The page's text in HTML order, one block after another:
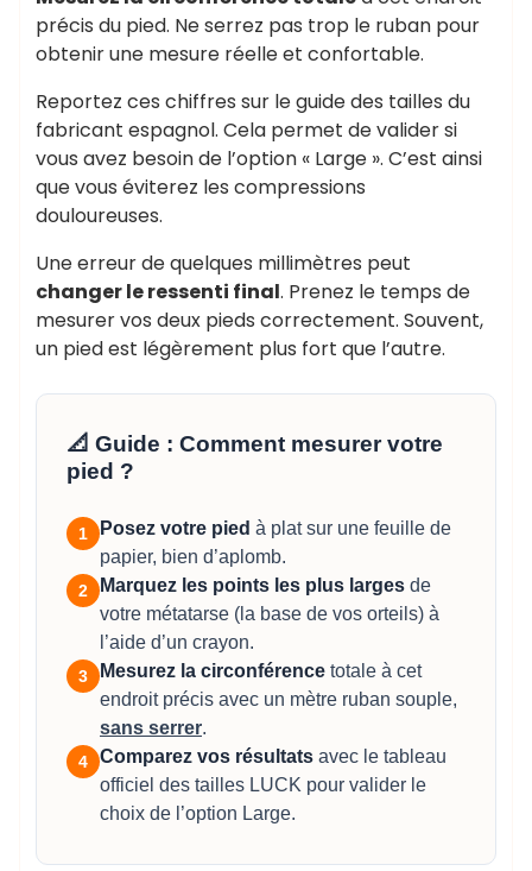
précis du pied. Ne serrez pas trop le ruban pour
obtenir une mesure réelle et confortable.
Reportez ces chiffres sur le guide des tailles du
fabricant espagnol. Cela permet de valider si
vous avez besoin de l’option « Large ». C’est ainsi
que vous éviterez les compressions
douloureuses.
Une erreur de quelques millimètres peut
changer le ressenti final. Prenez le temps de
mesurer vos deux pieds correctement. Souvent,
un pied est légèrement plus fort que l’autre.
📐 Guide : Comment mesurer votre
pied ?
1 Posez votre pied à plat sur une feuille de
papier, bien d’aplomb.
2 Marquez les points les plus larges de
votre métatarse (la base de vos orteils) à
l’aide d’un crayon.
3 Mesurez la circonférence totale à cet
endroit précis avec un mètre ruban souple,
sans serrer.
4 Comparez vos résultats avec le tableau
officiel des tailles LUCK pour valider le
choix de l’option Large.